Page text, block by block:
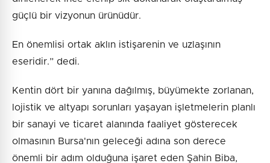
güçlü bir vizyonun ürünüdür.
En önemlisi ortak aklın istişarenin ve uzlaşının
eseridir.” dedi.
Kentin dört bir yanına dağılmış, büyümekte zorlanan,
lojistik ve altyapı sorunları yaşayan işletmelerin planlı
bir sanayi ve ticaret alanında faaliyet gösterecek
olmasının Bursa'nın geleceği adına son derece
önemli bir adım olduğuna işaret eden Şahin Biba,